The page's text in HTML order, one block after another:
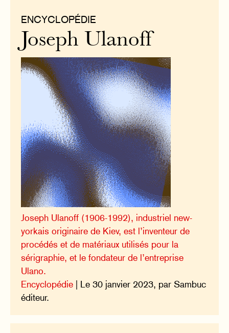
ENCYCLOPÉDIE
Joseph Ulanoff
Joseph Ulanoff (1906-1992), industriel new-
yorkais originaire de Kiev, est l’inventeur de
procédés et de matériaux utilisés pour la
sérigraphie, et le fondateur de l’entreprise
Ulano.
Encyclopédie | Le 30 janvier 2023, par Sambuc
éditeur.